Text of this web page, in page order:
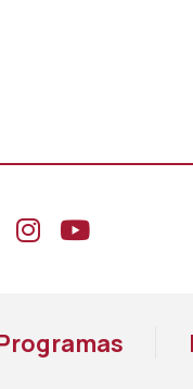
Aceder ao
Aceder ao
Aceder